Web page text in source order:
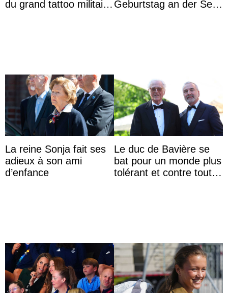
du grand tattoo militaire Geburtstag an der Seite
La reine Sonja fait ses
adieux à son ami
d’enfance
Le duc de Bavière se
bat pour un monde plus
tolérant et contre toute